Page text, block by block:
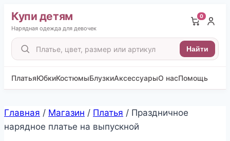
Купи детям
Нарядная одежда для девочек
Поиск
товаров
Найти
0
ПлатьяЮбкиКостюмыБлузкиАксессуарыО насПомощь
Перейти
к
Главная / Магазин / Платья / Праздничное
нарядное платье на выпускной